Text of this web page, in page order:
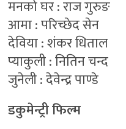
मनको घर : राज गुरुङ
आमा : परिच्छेद सेन
देविया : शंकर धिताल
प्याकुली : नितिन चन्द
जुनेली : देवेन्द्र पाण्डे
डकुमेन्ट्री फिल्म